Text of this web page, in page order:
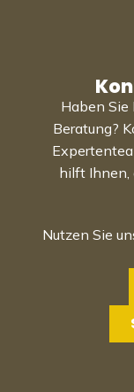
Haben Sie
Beratung?
hilft Ihnen,
Nutzen Sie